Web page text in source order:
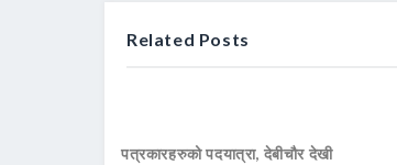
Related Posts
पत्रकारहरुको पदयात्रा, देबीचौर देखी